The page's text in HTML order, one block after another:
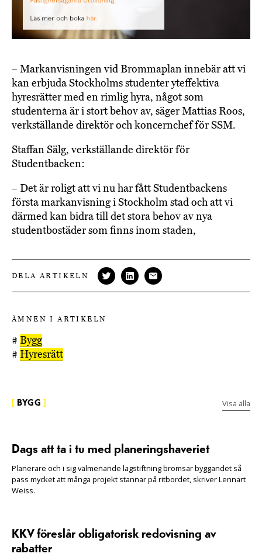
– Markanvisningen vid Brommaplan innebär att vi
kan erbjuda Stockholms studenter yteffektiva
hyresrätter med en rimlig hyra, något som
studenterna är i stort behov av, säger Mattias Roos,
verkställande direktör och koncernchef för SSM.
Staffan Sälg, verkställande direktör för
Studentbacken:
– Det är roligt att vi nu har fått Studentbackens
första markanvisning i Stockholm stad och att vi
därmed kan bidra till det stora behov av nya
studentbostäder som finns inom staden,
DELA ARTIKELN
ÄMNEN I ARTIKELN
# Bygg
# Hyresrätt
BYGG Visa alla
Dags att ta i tu med planeringshaveriet
Planerare och i sig välmenande lagstiftning bromsar byggandet så
pass mycket att många projekt stannar på ritbordet, skriver Lennart
Weiss.
KKV föreslår obligatorisk redovisning av
rabatter